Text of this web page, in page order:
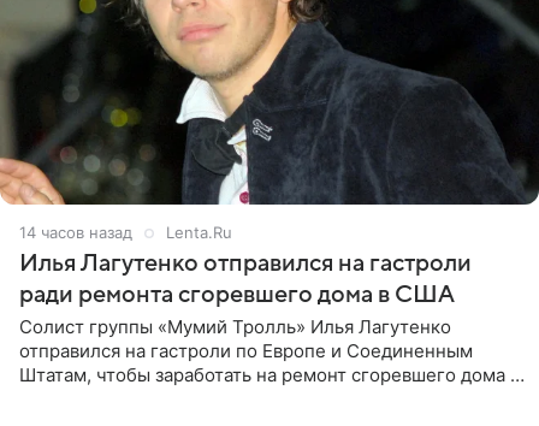
14 часов назад Lenta.Ru
Илья Лагутенко отправился на гастроли
ради ремонта сгоревшего дома в США
Солист группы «Мумий Тролль» Илья Лагутенко
отправился на гастроли по Европе и Соединенным
Штатам, чтобы заработать на ремонт сгоревшего дома в